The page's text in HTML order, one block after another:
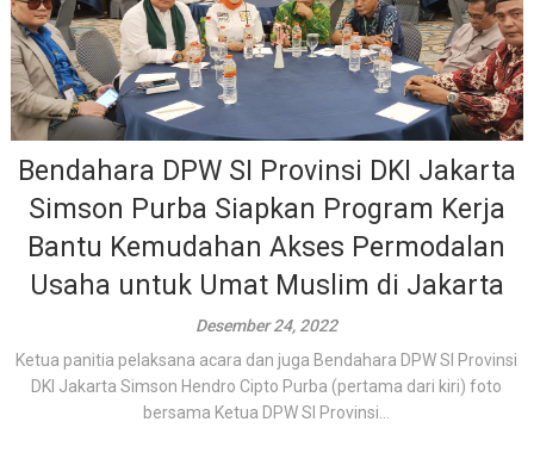
Bendahara DPW SI Provinsi DKI Jakarta
Simson Purba Siapkan Program Kerja
Bantu Kemudahan Akses Permodalan
Usaha untuk Umat Muslim di Jakarta
Desember 24, 2022
Ketua panitia pelaksana acara dan juga Bendahara DPW SI Provinsi
DKI Jakarta Simson Hendro Cipto Purba (pertama dari kiri) foto
bersama Ketua DPW SI Provinsi...